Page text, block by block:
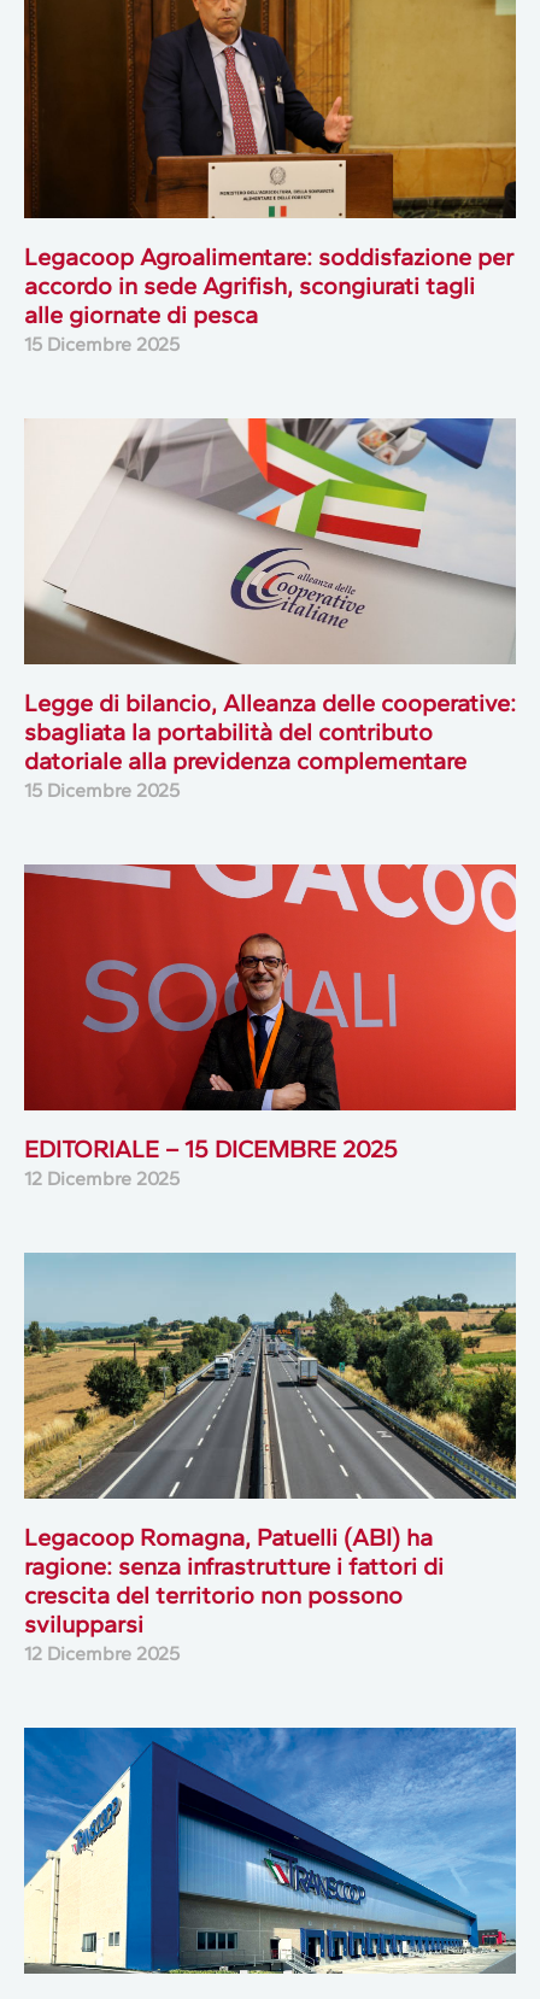
Legacoop Agroalimentare: soddisfazione per
accordo in sede Agrifish, scongiurati tagli
alle giornate di pesca
15 Dicembre 2025
Legge di bilancio, Alleanza delle cooperative:
sbagliata la portabilità del contributo
datoriale alla previdenza complementare
15 Dicembre 2025
EDITORIALE – 15 DICEMBRE 2025
12 Dicembre 2025
Legacoop Romagna, Patuelli (ABI) ha
ragione: senza infrastrutture i fattori di
crescita del territorio non possono
svilupparsi
12 Dicembre 2025